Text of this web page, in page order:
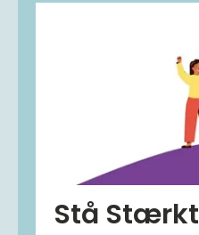
Stå Stærkt